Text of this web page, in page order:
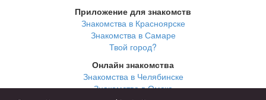
Приложение для знакомств
Знакомства в Красноярске
Знакомства в Самаре
Твой город?
Онлайн знакомства
Знакомства в Челябинске
Знакомства в Омске